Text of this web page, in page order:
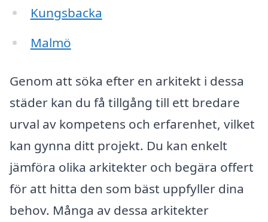
Kungsbacka
Malmö
Genom att söka efter en arkitekt i dessa
städer kan du få tillgång till ett bredare
urval av kompetens och erfarenhet, vilket
kan gynna ditt projekt. Du kan enkelt
jämföra olika arkitekter och begära offert
för att hitta den som bäst uppfyller dina
behov. Många av dessa arkitekter